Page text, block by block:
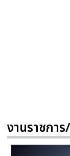
งานราชกา